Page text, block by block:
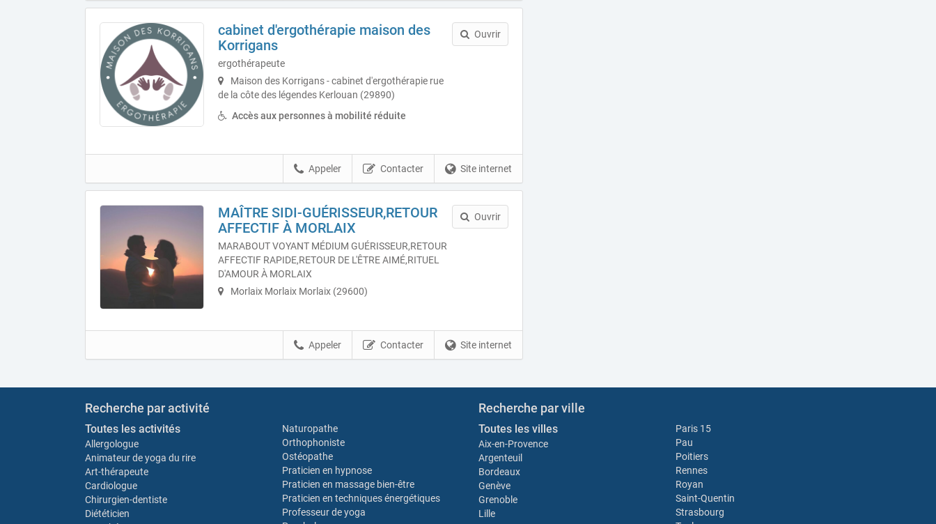
cabinet d'ergothérapie maison des
Korrigans
ergothérapeute
Maison des Korrigans - cabinet d'ergothérapie rue
de la côte des légendes Kerlouan (29890)
Accès aux personnes à mobilité réduite
Ouvrir
Site internet
Contacter
Appeler
MAÎTRE SIDI-GUÉRISSEUR,RETOUR
AFFECTIF À MORLAIX
MARABOUT VOYANT MÉDIUM GUÉRISSEUR,RETOUR
AFFECTIF RAPIDE,RETOUR DE L'ÊTRE AIMÉ,RITUEL
D'AMOUR À MORLAIX
Morlaix Morlaix Morlaix (29600)
Ouvrir
Site internet
Contacter
Appeler
Recherche par activité
Toutes les activités
Allergologue
Animateur de yoga du rire
Art-thérapeute
Cardiologue
Chirurgien-dentiste
Diététicien
Naturopathe
Orthophoniste
Ostéopathe
Praticien en hypnose
Praticien en massage bien-être
Praticien en techniques énergétiques
Professeur de yoga
Recherche par ville
Toutes les villes
Aix-en-Provence
Argenteuil
Bordeaux
Genève
Grenoble
Lille
Paris 15
Pau
Poitiers
Rennes
Royan
Saint-Quentin
Strasbourg